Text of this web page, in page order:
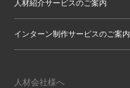
人材紹介サービスのご案内
インターン制作サービスのご案内
人材会社様へ